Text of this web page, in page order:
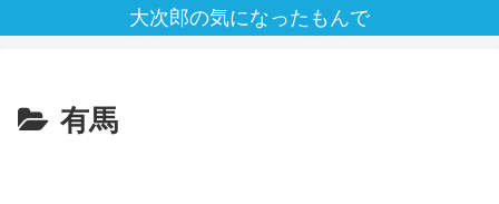
大次郎の気になったもんで
有馬